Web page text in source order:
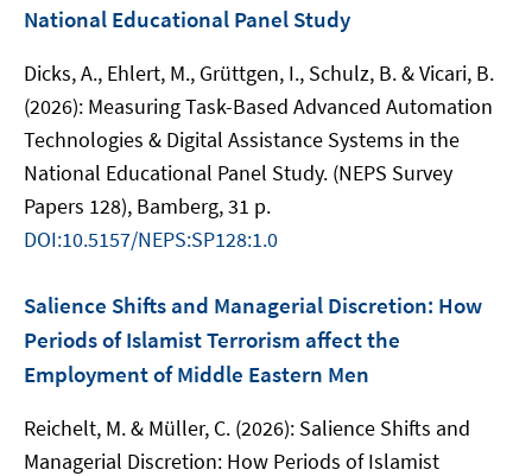
National Educational Panel Study
Dicks, A., Ehlert, M., Grüttgen, I., Schulz, B. & Vicari, B.
(2026): Measuring Task-Based Advanced Automation
Technologies & Digital Assistance Systems in the
National Educational Panel Study. (NEPS Survey
Papers 128), Bamberg, 31 p.
DOI:10.5157/NEPS:SP128:1.0
Salience Shifts and Managerial Discretion: How
Periods of Islamist Terrorism affect the
Employment of Middle Eastern Men
Reichelt, M. & Müller, C. (2026): Salience Shifts and
Managerial Discretion: How Periods of Islamist